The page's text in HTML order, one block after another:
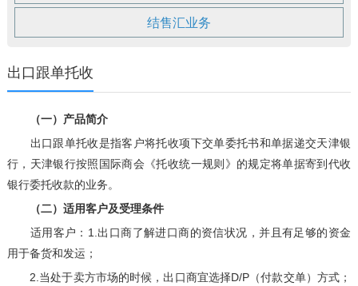
结售汇业务
出口跟单托收
（一）产品简介
出口跟单托收是指客户将托收项下交单委托书和单据递交天津银
行，天津银行按照国际商会《托收统一规则》的规定将单据寄到代收
银行委托收款的业务。
（二）适用客户及受理条件
适用客户：1.出口商了解进口商的资信状况，并且有足够的资金
用于备货和发运；
2.当处于卖方市场的时候，出口商宜选择D/P（付款交单）方式；